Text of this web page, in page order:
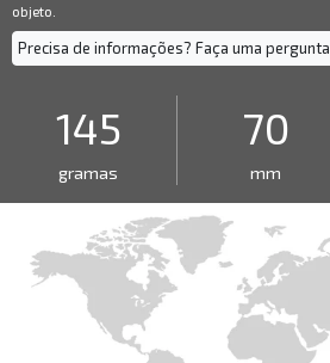
objeto.
Precisa de informações? Faça uma pergunta
145
gramas
70
mm